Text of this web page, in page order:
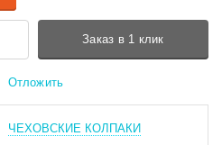
Заказ в 1 клик
Отложить
ЧЕХОВСКИЕ КОЛПАКИ